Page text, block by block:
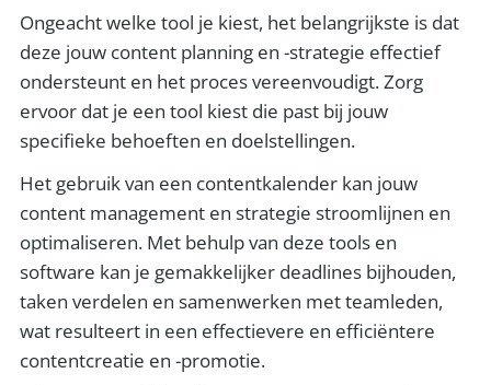
Ongeacht welke tool je kiest, het belangrijkste is dat
deze jouw content planning en -strategie effectief
ondersteunt en het proces vereenvoudigt. Zorg
ervoor dat je een tool kiest die past bij jouw
specifieke behoeften en doelstellingen.
Het gebruik van een contentkalender kan jouw
content management en strategie stroomlijnen en
optimaliseren. Met behulp van deze tools en
software kan je gemakkelijker deadlines bijhouden,
taken verdelen en samenwerken met teamleden,
wat resulteert in een effectievere en efficiëntere
contentcreatie en -promotie.